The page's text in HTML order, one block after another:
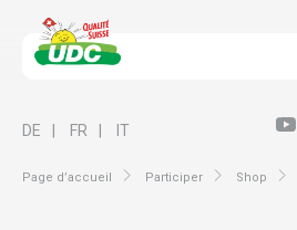
Page d’accueil Participer Shop
DE FR IT